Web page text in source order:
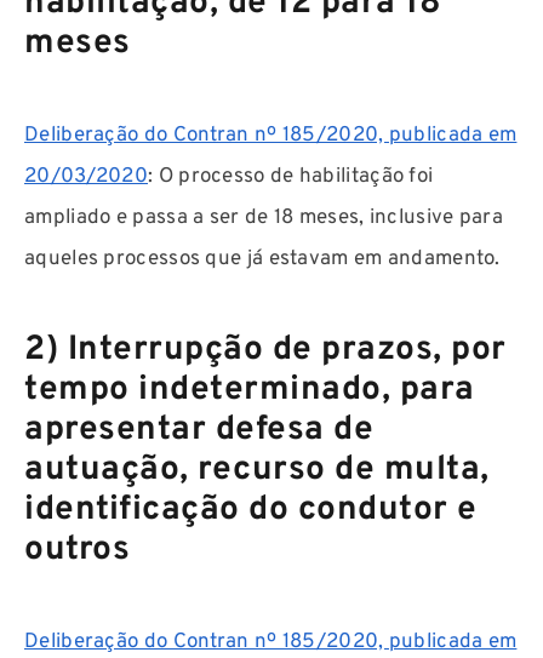
meses
Deliberação do Contran nº 185/2020, publicada em
20/03/2020: O processo de habilitação foi
ampliado e passa a ser de 18 meses, inclusive para
aqueles processos que já estavam em andamento.
2) Interrupção de prazos, por
tempo indeterminado, para
apresentar defesa de
autuação, recurso de multa,
identificação do condutor e
outros
Deliberação do Contran nº 185/2020, publicada em